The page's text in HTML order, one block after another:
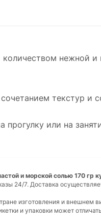
нежной
текстур и
прогулку или на
и морской солью 170 гр
24/7. Доставка
изготовления и
и упаковки может